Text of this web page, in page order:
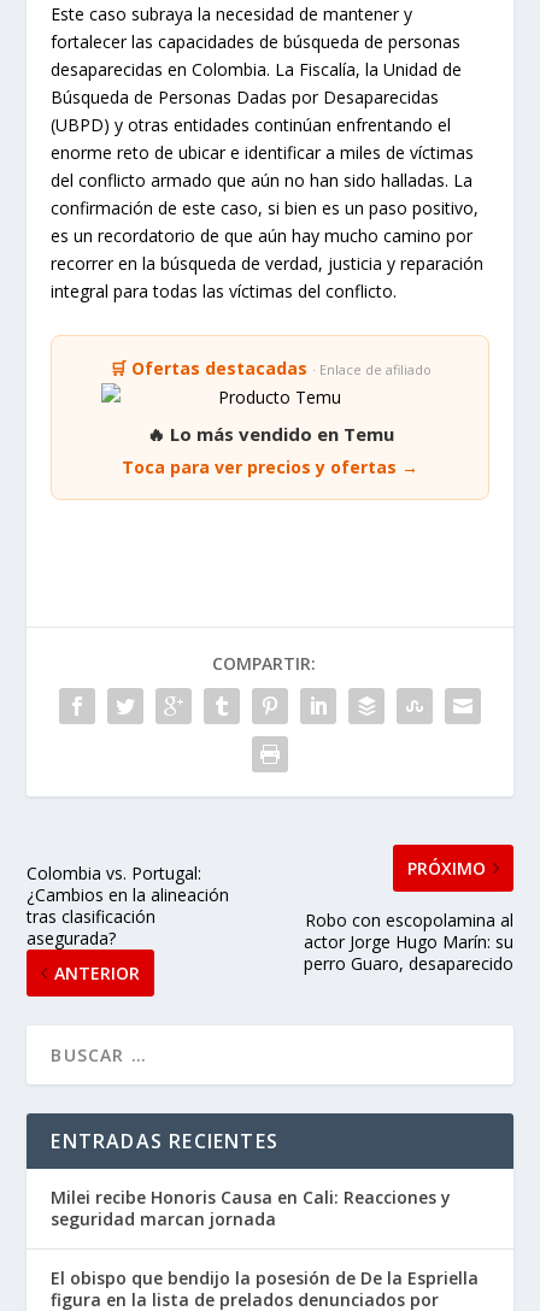
Este caso subraya la necesidad de mantener y
fortalecer las capacidades de búsqueda de personas
desaparecidas en Colombia. La Fiscalía, la Unidad de
Búsqueda de Personas Dadas por Desaparecidas
(UBPD) y otras entidades continúan enfrentando el
enorme reto de ubicar e identificar a miles de víctimas
del conflicto armado que aún no han sido halladas. La
confirmación de este caso, si bien es un paso positivo,
es un recordatorio de que aún hay mucho camino por
recorrer en la búsqueda de verdad, justicia y reparación
integral para todas las víctimas del conflicto.
🛒 Ofertas destacadas · Enlace de afiliado
🔥 Lo más vendido en Temu
Toca para ver precios y ofertas →
COMPARTIR:
Colombia vs. Portugal:
¿Cambios en la alineación
tras clasificación
asegurada?
ANTERIOR
PRÓXIMO
Robo con escopolamina al
actor Jorge Hugo Marín: su
perro Guaro, desaparecido
ENTRADAS RECIENTES
Milei recibe Honoris Causa en Cali: Reacciones y
seguridad marcan jornada
El obispo que bendijo la posesión de De la Espriella
figura en la lista de prelados denunciados por